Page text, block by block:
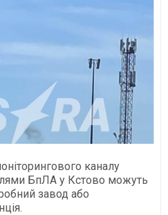
каналу
БпЛА у Кстово можуть
завод або